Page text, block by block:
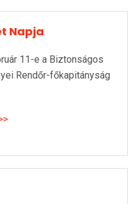
Napja
11-e a Biztonságos
Rendőr-főkapitányság